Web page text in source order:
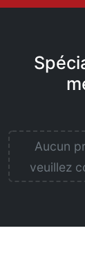
Aucun
veuillez